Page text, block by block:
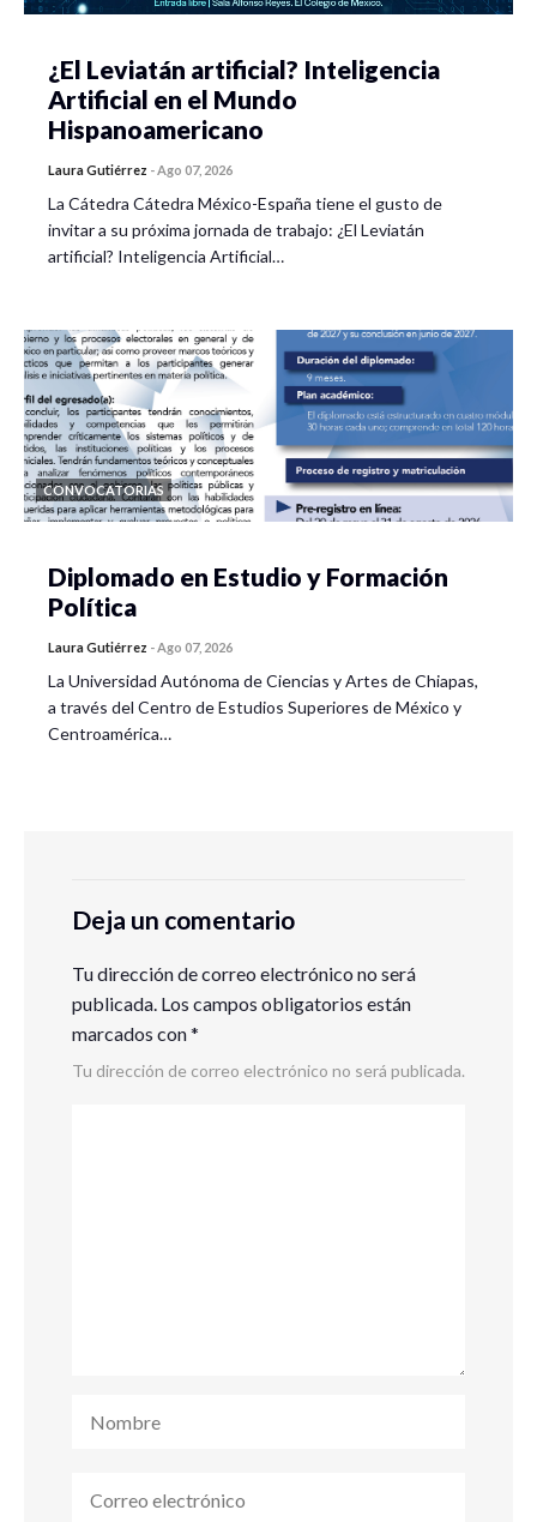
¿El Leviatán artificial? Inteligencia
Artificial en el Mundo
Hispanoamericano
Laura Gutiérrez -Ago 07, 2026
La Cátedra Cátedra México-España tiene el gusto de
invitar a su próxima jornada de trabajo: ¿El Leviatán
artificial? Inteligencia Artificial…
CONVOCATORIAS
Diplomado en Estudio y Formación
Política
Laura Gutiérrez -Ago 07, 2026
La Universidad Autónoma de Ciencias y Artes de Chiapas,
a través del Centro de Estudios Superiores de México y
Centroamérica…
Deja un comentario
Tu dirección de correo electrónico no será
publicada. Los campos obligatorios están
marcados con*
Tu dirección de correo electrónico no será publicada.